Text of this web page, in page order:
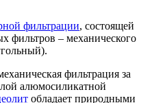
фильтрации, состоящей
фильтров – механического
фильтрация за
алюмосиликатной
обладает природными